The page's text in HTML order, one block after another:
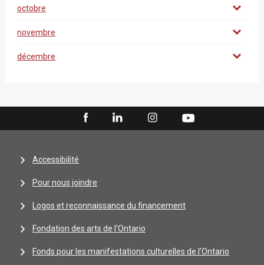
octobre
novembre
décembre
Accessibilité
Pour nous joindre
Logos et reconnaissance du financement
Fondation des arts de l'Ontario
Fonds pour les manifestations culturelles de l’Ontario